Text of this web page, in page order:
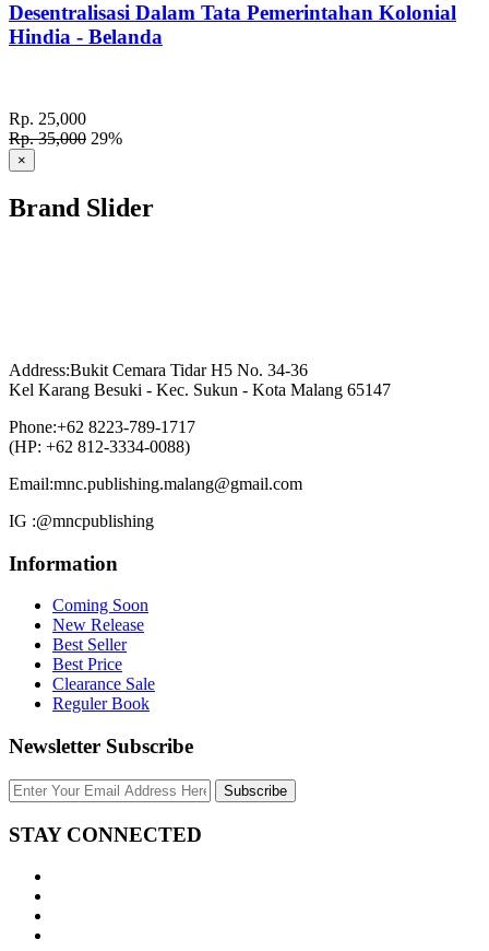
Desentralisasi Dalam Tata Pemerintahan Kolonial
Hindia - Belanda
Rp. 25,000
Rp. 35,000 29%
×
Brand Slider
Address:Bukit Cemara Tidar H5 No. 34-36
Kel Karang Besuki - Kec. Sukun - Kota Malang 65147
Phone:+62 8223-789-1717
(HP: +62 812-3334-0088)
Email:mnc.publishing.malang@gmail.com
IG :@mncpublishing
Information
Coming Soon
New Release
Best Seller
Best Price
Clearance Sale
Reguler Book
Newsletter Subscribe
Subscribe
STAY CONNECTED